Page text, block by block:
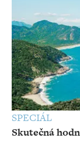
SPECIÁL
Skutečná